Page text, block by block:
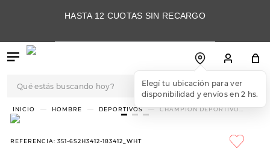
HASTA 12 CUOTAS SIN RECARGO
Elegí tu ubicación para ver
disponibilidad y envíos en 2 hs.
HOMBRE DEPORTIVOS
CHAMPION DEPORTIVO
REFERENCIA: 351-6S2H3412-183412_WHT
TÉRMINOS MÁS
BUSCADOS
1